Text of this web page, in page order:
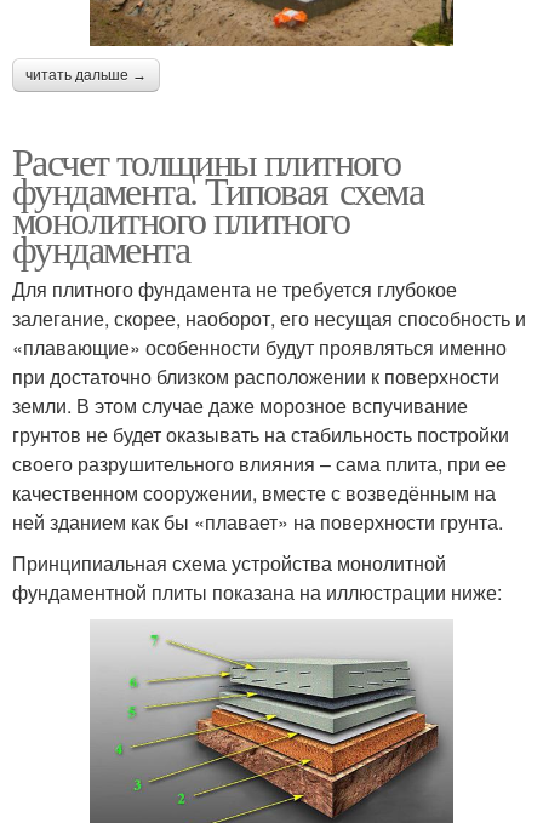
читать дальше →
Расчет толщины плитного
фундамента. Типовая схема
монолитного плитного
фундамента
Для плитного фундамента не требуется глубокое
залегание, скорее, наоборот, его несущая способность и
«плавающие» особенности будут проявляться именно
при достаточно близком расположении к поверхности
земли. В этом случае даже морозное вспучивание
грунтов не будет оказывать на стабильность постройки
своего разрушительного влияния – сама плита, при ее
качественном сооружении, вместе с возведённым на
ней зданием как бы «плавает» на поверхности грунта.
Принципиальная схема устройства монолитной
фундаментной плиты показана на иллюстрации ниже: